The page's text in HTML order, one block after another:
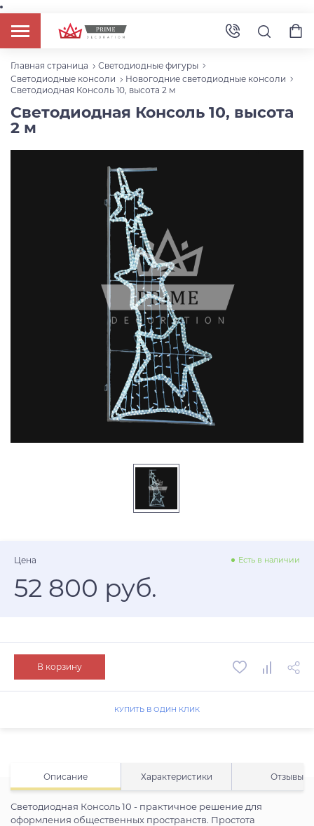
Главная страница
Светодиодные фигуры
Светодиодные консоли
Новогодние светодиодные консоли
Светодиодная Консоль 10, высота 2 м
Светодиодная Консоль 10, высота
2 м
Описание Характеристики Отзывы
Светодиодная Консоль 10 - практичное решение для
оформления общественных пространств. Простота
Цена Есть в наличии
52 800 руб.
В корзину
КУПИТЬ В ОДИН КЛИК